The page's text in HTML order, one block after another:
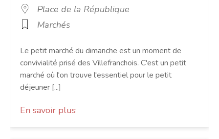
Place de la République
Marchés
Le petit marché du dimanche est un moment de
convivialité prisé des Villefranchois. C'est un petit
marché où l'on trouve l'essentiel pour le petit
déjeuner [...]
En savoir plus